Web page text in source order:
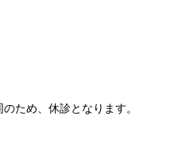
ため、休診となります。